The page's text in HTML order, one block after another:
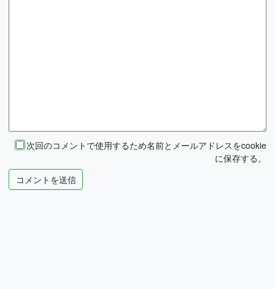
次回のコメントで使用するため名前とメールアドレスをcookie
に保存する。